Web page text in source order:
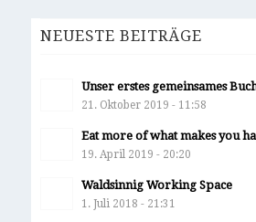
NEUESTE BEITRÄGE
Unser erstes gemeinsames
21. Oktober 2019 - 11:58
Eat more of what makes you
19. April 2019 - 20:20
Waldsinnig Working Space
1. Juli 2018 - 21:31